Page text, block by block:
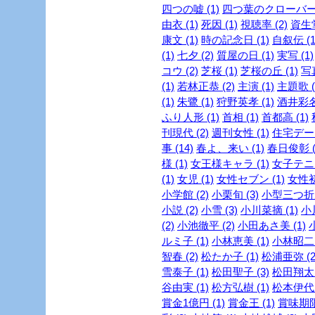
四つの嘘 (1) 四つ葉のクローバ
由衣 (1) 死因 (1) 視聴率 (2) 資生
康文 (1) 時の記念日 (1) 自叙伝
(1) 七夕 (2) 質屋の日 (1) 実写 (1)
コウ (2) 芝桜 (1) 芝桜の丘 (1) 写
(1) 若林正恭 (2) 主演 (1) 主題歌
(1) 朱鷺 (1) 狩野英孝 (1) 酒井彩
ふり人形 (1) 首相 (1) 首都高 (1)
刊現代 (2) 週刊女性 (1) 住宅デ
事 (14) 春よ、来い (1) 春日俊彰
様 (1) 女王様キャラ (1) 女子テ
(1) 女児 (1) 女性セブン (1) 女性
小学館 (2) 小栗旬 (3) 小型三つ
小説 (2) 小雪 (3) 小川菜摘 (1) 小
(2) 小池徹平 (2) 小田あさ美 (1)
ルミ子 (1) 小林恵美 (1) 小林昭
智春 (2) 松たか子 (1) 松浦亜弥
雪泰子 (1) 松田聖子 (3) 松田翔
谷由実 (1) 松方弘樹 (1) 松本伊
賞金1億円 (1) 賞金王 (1) 賞味期